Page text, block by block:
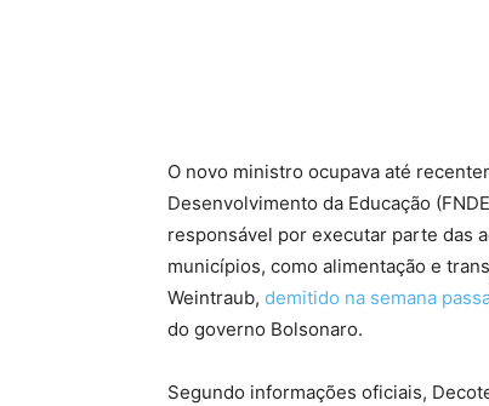
O novo ministro ocupava até
Desenvolvimento da Educação
responsável por executar parte das
municípios, como alimentação e
Weintraub, demitido na semana
do governo Bolsonaro.
Segundo informações oficiais,